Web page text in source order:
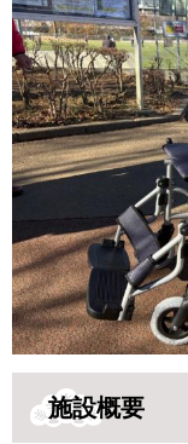
施設概要